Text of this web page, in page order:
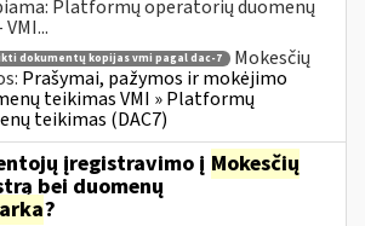
Platformų operatorių duomenų
dokumentų kopijas vmi pagal dac-7
Mokesčių
Prašymai, pažymos ir mokėjimo
teikimas VMI » Platformų
teikimas (DAC7)
įregistravimo į Mokesčių
bei duomenų
?